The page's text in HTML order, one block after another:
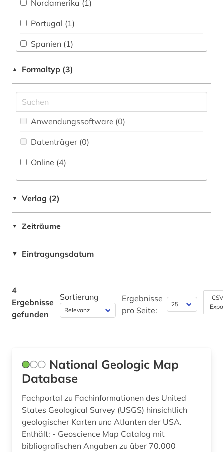
Orientalistik (0)
Pädagogik (0)
Philosophie (0)
Romanistik (0)
Soziologie (0)
Technik (0)
Wirtschaftswissenschaften (0)
Wissenschaftskunde, Forschung, Hochschul-,
Museumswesen (0)
Nordamerika (1)
Portugal (1)
Spanien (1)
▲ Formaltyp (3)
Anwendungssoftware (0)
Datenträger (0)
Online (4)
▼ Verlag (2)
▼ Zeiträume
▼ Eintragungsdatum
4
Ergebnisse
gefunden
Sortierung
Ergebnisse
pro Seite:
National Geologic Map
Database
Fachportal zu Fachinformationen des United
States Geological Survey (USGS) hinsichtlich
geologischer Karten und Atlanten der USA.
Enthält: - Geoscience Map Catalog mit
bibliografischen Angaben zu über 70.000